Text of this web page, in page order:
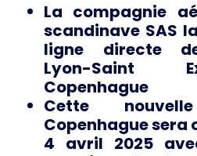
La compagnie
scandinave SAS
ligne directe
Lyon-Saint
Copenhague
Cette
Copenhague sera
4 avril 2025